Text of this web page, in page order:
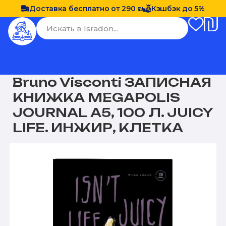
Доставка бесплатно от 290 ₪ Кэшбэк до 5%
Bruno Visconti ЗАПИСНАЯ
КНИЖКА MEGAPOLIS
JOURNAL А5, 100 Л. JUICY
LIFE. ИНЖИР, КЛЕТКА